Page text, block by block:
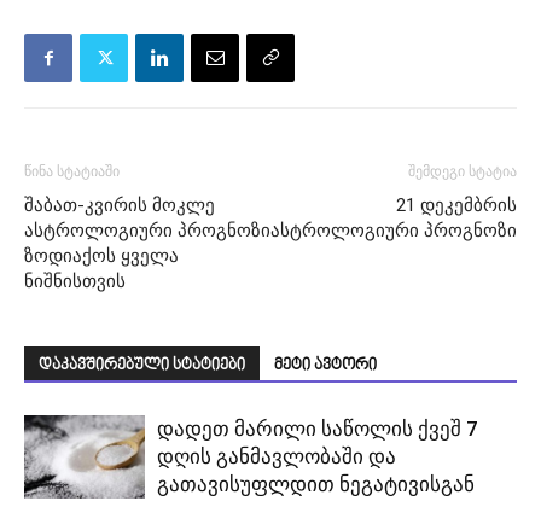
წინა სტატიაში
შაბათ-კვირის მოკლე
ასტროლოგიური პროგნოზი
ზოდიაქოს ყველა
ნიშნისთვის
შემდეგი სტატია
21 დეკემბრის
ასტროლოგიური პროგნოზი
დაკავშირებული სტატიები მეტი ავტორი
დადეთ მარილი საწოლის ქვეშ 7
დღის განმავლობაში და
გათავისუფლდით ნეგატივისგან